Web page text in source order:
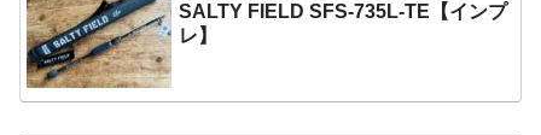
SALTY FIELD SFS-735L-TE【インプ
レ】